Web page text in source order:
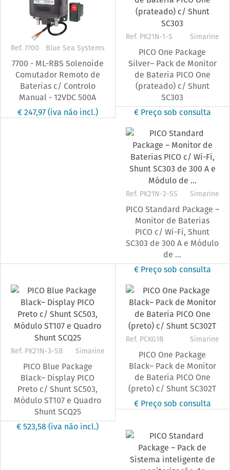
Ref. 7700 Blue Sea Systems
7700 - ML-RBS Solenoide
Comutador Remoto de
Baterias c/ Controlo
Manual - 12VDC 500A
€ 247,97(iva não incl.)
Ref. PK21N-1-S Simarine
PICO One Package
Silver– Pack de Monitor
de Bateria PICO One
(prateado) c/ Shunt
SC303
€ Preço sob consulta
Ref. PK21N-2-SS Simarine
PICO Standard Package –
Monitor de Baterias
PICO c/ Wi-Fi, Shunt
SC303 de 300 A e Módulo
de ...
€ Preço sob consulta
Ref. PK21N-3-SB Simarine
PICO Blue Package
Black– Display PICO
Preto c/ Shunt SC503,
Módulo ST107 e Quadro
Shunt SCQ25
€ 523,58(iva não incl.)
Ref. PCKG1B Simarine
PICO One Package
Black– Pack de Monitor
de Bateria PICO One
(preto) c/ Shunt SC302T
€ Preço sob consulta